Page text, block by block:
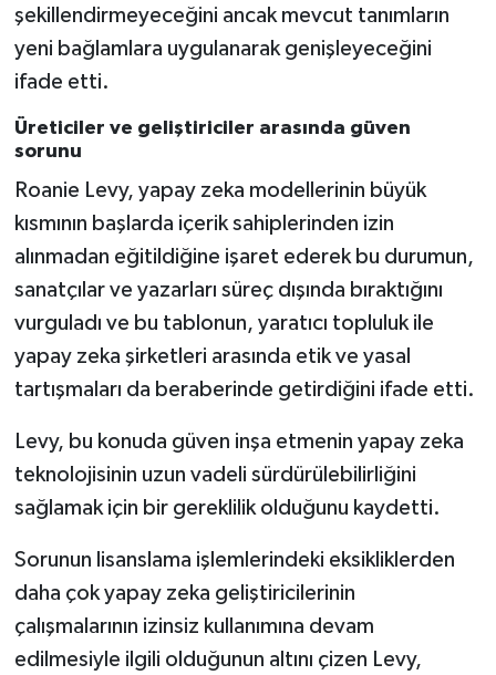
şekillendirmeyeceğini ancak mevcut tanımların
yeni bağlamlara uygulanarak genişleyeceğini
ifade etti.
Üreticiler ve geliştiriciler arasında güven
sorunu
Roanie Levy, yapay zeka modellerinin büyük
kısmının başlarda içerik sahiplerinden izin
alınmadan eğitildiğine işaret ederek bu durumun,
sanatçılar ve yazarları süreç dışında bıraktığını
vurguladı ve bu tablonun, yaratıcı topluluk ile
yapay zeka şirketleri arasında etik ve yasal
tartışmaları da beraberinde getirdiğini ifade etti.
Levy, bu konuda güven inşa etmenin yapay zeka
teknolojisinin uzun vadeli sürdürülebilirliğini
sağlamak için bir gereklilik olduğunu kaydetti.
Sorunun lisanslama işlemlerindeki eksikliklerden
daha çok yapay zeka geliştiricilerinin
çalışmalarının izinsiz kullanımına devam
edilmesiyle ilgili olduğunun altını çizen Levy,